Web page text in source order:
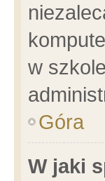
w
Góra
W jaki